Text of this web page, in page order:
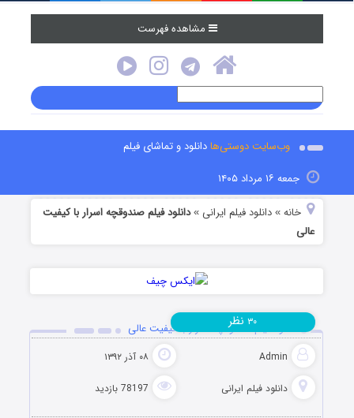
مشاهده فهرست
وب‌سایت دوستی‌هادانلود و تماشای فیلم
جمعه ۱۶ مرداد ۱۴۰۵
خانه»دانلود فیلم‌ ایرانی»دانلود فیلم صندوقچه اسرار با کیفیت
دانلود فیلم صندوقچه اسرار با کیفیت عالی
Admin ۰۸ آذر ۱۳۹۲
دانلود فیلم‌ ایرانی 78197 بازدید
نظر